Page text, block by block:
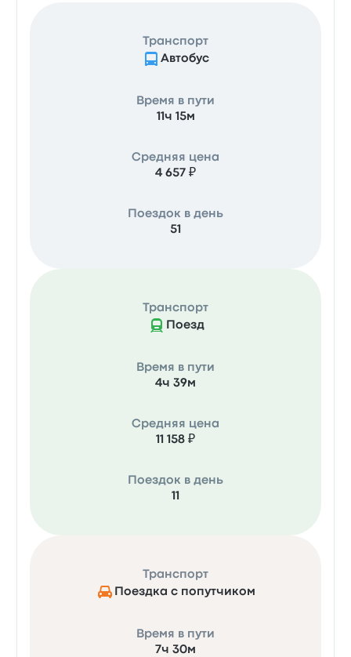
Транспорт
Автобус
Время в пути
11ч 15м
Средняя цена
4 657 ₽
Поездок в день
51
Транспорт
Поезд
Время в пути
4ч 39м
Средняя цена
11 158 ₽
Поездок в день
11
Транспорт
Поездка с попутчиком
Время в пути
7ч 30м